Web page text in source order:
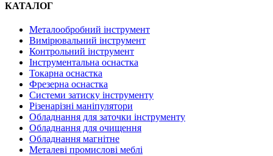
КАТАЛОГ
Металообробний інструмент
Вимірювальний інструмент
Контрольний інструмент
Інструментальна оснастка
Токарна оснастка
Фрезерна оснастка
Системи затиску інструменту
Різенарізні маніпулятори
Обладнання для заточки інструменту
Обладнання для очищення
Обладнання магнітне
Металеві промислові меблі